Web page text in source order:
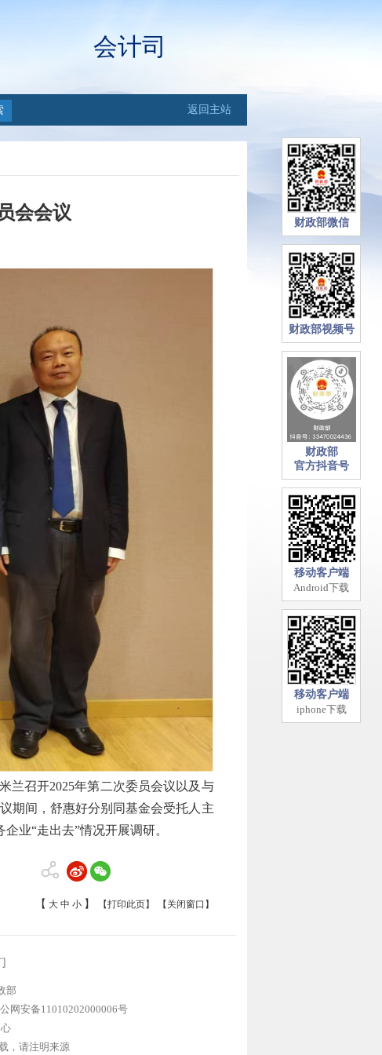
财政部微信
财政部视频号
财政部
官方抖音号
移动客户端
Android下载
移动客户端
iphone下载
会计司
返回主站
会会议
兰召开2025年第二次委员会议 以 及与
期间， 舒惠好分别同基金会受托人主
业“走出去”情况开展调研。
【 大 中 小 】 【打印此页】 【关闭窗口】
部
网安备11010202000006号
，请注明来源